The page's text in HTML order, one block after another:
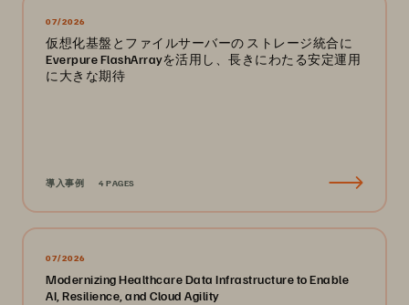
07/2026
仮想化基盤とファイルサーバーの ストレージ統合に
Everpure FlashArrayを活用し、長きにわたる安定運用
に大きな期待
導入事例 4 PAGES
07/2026
Modernizing Healthcare Data Infrastructure to Enable
AI, Resilience, and Cloud Agility